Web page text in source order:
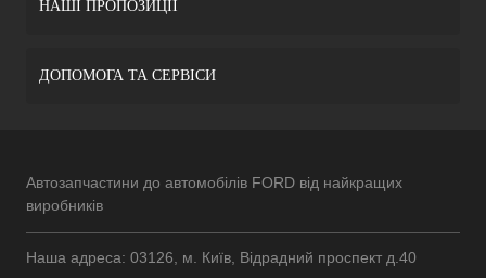
НАШІ ПРОПОЗИЦІЇ
ДОПОМОГА ТА СЕРВІСИ
Автозапчастини до автомобілів FORD від найкращих
виробників
Наша адреса: 03126, м. Київ, Відрадний проспект д.40